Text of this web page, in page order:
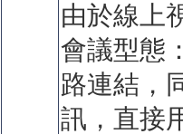
由於線上
會議型態
路連結，
訊，直接